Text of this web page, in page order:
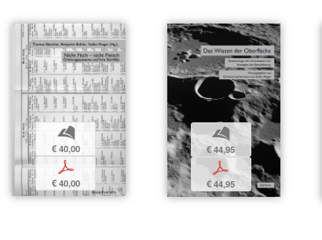
b
€ 40,00
p
€ 40,00
b
€ 44,95
p
€ 44,95